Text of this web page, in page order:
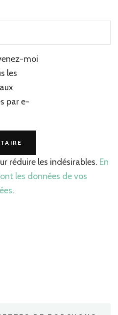
moi
les
par e-
réduire les indésirables. En
les données de vos
.